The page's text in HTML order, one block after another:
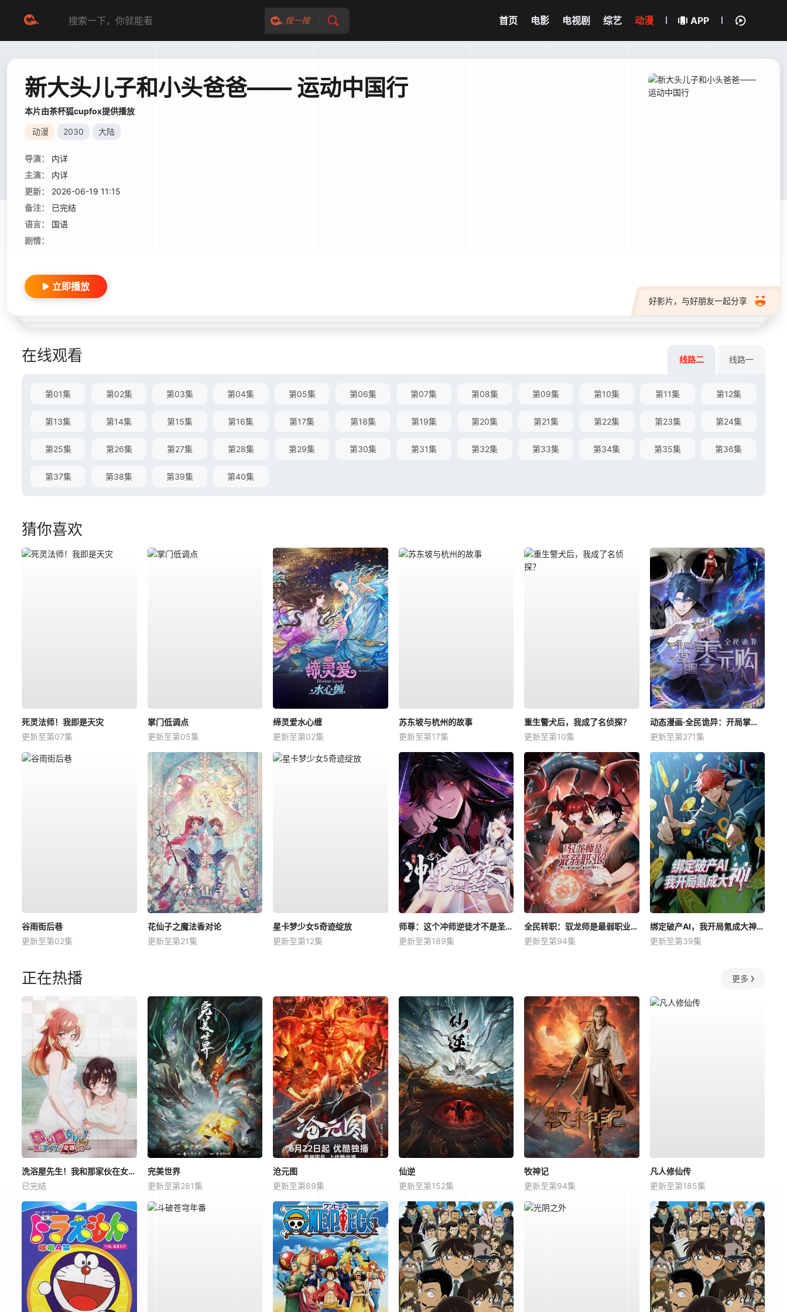
搜一搜 首页 电影 电视剧 综艺 动漫 APP
新大头儿子和小头爸爸—— 运动中国行
本片由茶杯狐cupfox提供播放
动漫 2030 大陆
导演：
内详
主演：
内详
更新：
2026-06-19 11:15
备注：
已完结
语言：
国语
剧情：
好影片，与好朋友一起分享
立即播放
在线观看 线路二 线路一
第01集 第02集 第03集 第04集 第05集 第06集 第07集 第08集 第09集 第10集 第11集 第12集
第13集 第14集 第15集 第16集 第17集 第18集 第19集 第20集 第21集 第22集 第23集 第24集
第25集 第26集 第27集 第28集 第29集 第30集 第31集 第32集 第33集 第34集 第35集 第36集
第37集 第38集 第39集 第40集
猜你喜欢
死灵法师！我即是天灾
更新至第07集
掌门低调点
更新至第05集
缔灵爱水心缠
更新至第02集
苏东坡与杭州的故事
更新至第17集
重生警犬后，我成了名侦探？
更新至第10集
动态漫画·全民诡异：开局掌握零元购
更新至第271集
谷雨街后巷
更新至第02集
花仙子之魔法香对论
更新至第21集
星卡梦少女5奇迹绽放
更新至第12集
师尊：这个冲师逆徒才不是圣子动态漫
更新至第189集
全民转职：驭龙师是最弱职业？动态漫
更新至第94集
绑定破产AI，我开局氪成大神动态漫
更新至第39集
正在热播 更多
洗浴屋先生！我和那家伙在女浴池！？
已完结
完美世界
更新至第281集
沧元图
更新至第89集
仙逆
更新至第152集
牧神记
更新至第94集
凡人修仙传
更新至第185集